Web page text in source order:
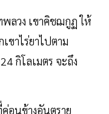
พลวง เขาคิชฌกูฏ ให้
ขาไร่ยาไปตาม
กิโลเมตร จะถึง
อนข้างอันตราย